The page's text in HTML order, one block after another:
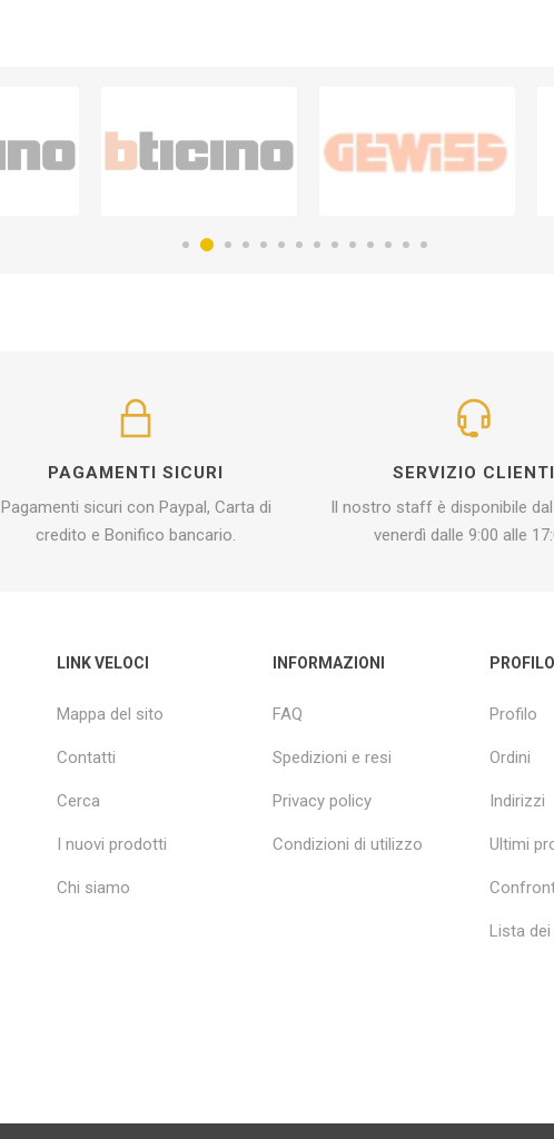
PAGAMENTI SICURI
Pagamenti sicuri con Paypal, Carta di
credito e Bonifico bancario.
SERVIZIO CLIENTI
Il nostro staff è disponibile
venerdì dalle 9:00 alle
LINK VELOCI
Mappa del sito
Contatti
Cerca
I nuovi prodotti
Chi siamo
INFORMAZIONI
FAQ
Spedizioni e resi
Privacy policy
Condizioni di utilizzo
PROFILO
Profilo
Ordini
Indirizzi
Ultimi
Lista